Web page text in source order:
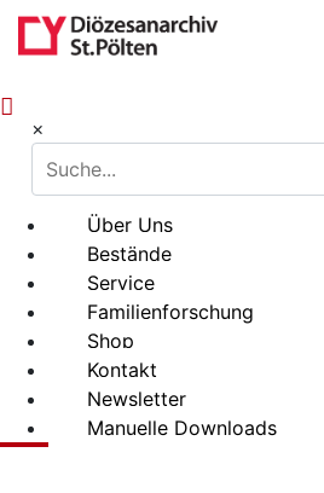
×
Über Uns
Bestände
Service
Familienforschung
Shop
Kontakt
Newsletter
Manuelle Downloads